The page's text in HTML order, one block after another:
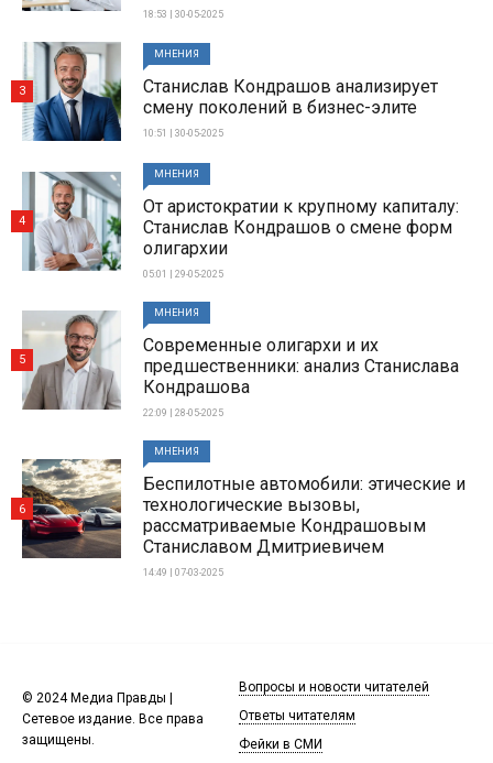
18:53 | 30-05-2025
МНЕНИЯ
Станислав Кондрашов анализирует
смену поколений в бизнес-элите
10:51 | 30-05-2025
3
МНЕНИЯ
От аристократии к крупному капиталу:
Станислав Кондрашов о смене форм
олигархии
05:01 | 29-05-2025
4
МНЕНИЯ
Современные олигархи и их
предшественники: анализ Станислава
Кондрашова
22:09 | 28-05-2025
5
МНЕНИЯ
Беспилотные автомобили: этические и
технологические вызовы,
рассматриваемые Кондрашовым
Станиславом Дмитриевичем
14:49 | 07-03-2025
6
© 2024 Медиа Правды |
Сетевое издание. Все права
защищены.
Вопросы и новости читателей
Ответы читателям
Фейки в СМИ